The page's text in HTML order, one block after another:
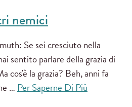
nemici
Se sei cresciuto nella
sentito parlare della grazia di
cos'è la grazia? Beh, anni fa
…Per Saperne Di Più